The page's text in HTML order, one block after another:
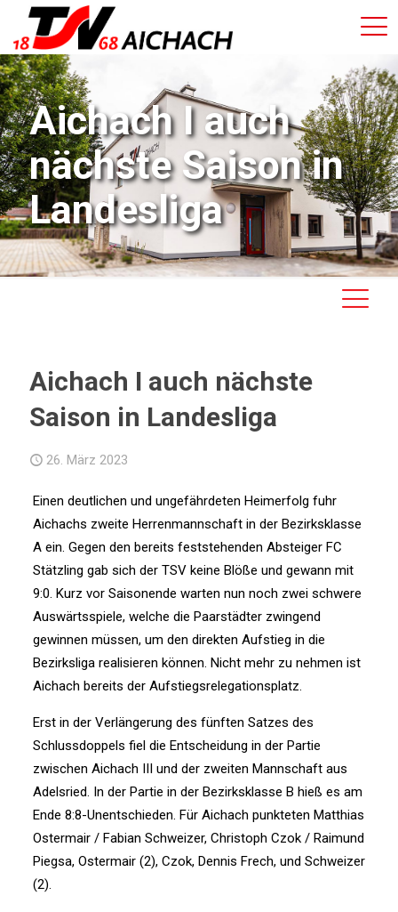
Aichach I auch
nächste Saison in
Landesliga
Aichach I auch nächste
Saison in Landesliga
26. März 2023
Einen deutlichen und ungefährdeten Heimerfolg fuhr
Aichachs zweite Herrenmannschaft in der Bezirksklasse
A ein. Gegen den bereits feststehenden Absteiger FC
Stätzling gab sich der TSV keine Blöße und gewann mit
9:0. Kurz vor Saisonende warten nun noch zwei schwere
Auswärtsspiele, welche die Paarstädter zwingend
gewinnen müssen, um den direkten Aufstieg in die
Bezirksliga realisieren können. Nicht mehr zu nehmen ist
Aichach bereits der Aufstiegsrelegationsplatz.
Erst in der Verlängerung des fünften Satzes des
Schlussdoppels fiel die Entscheidung in der Partie
zwischen Aichach III und der zweiten Mannschaft aus
Adelsried. In der Partie in der Bezirksklasse B hieß es am
Ende 8:8-Unentschieden. Für Aichach punkteten Matthias
Ostermair / Fabian Schweizer, Christoph Czok / Raimund
Piegsa, Ostermair (2), Czok, Dennis Frech, und Schweizer
(2).